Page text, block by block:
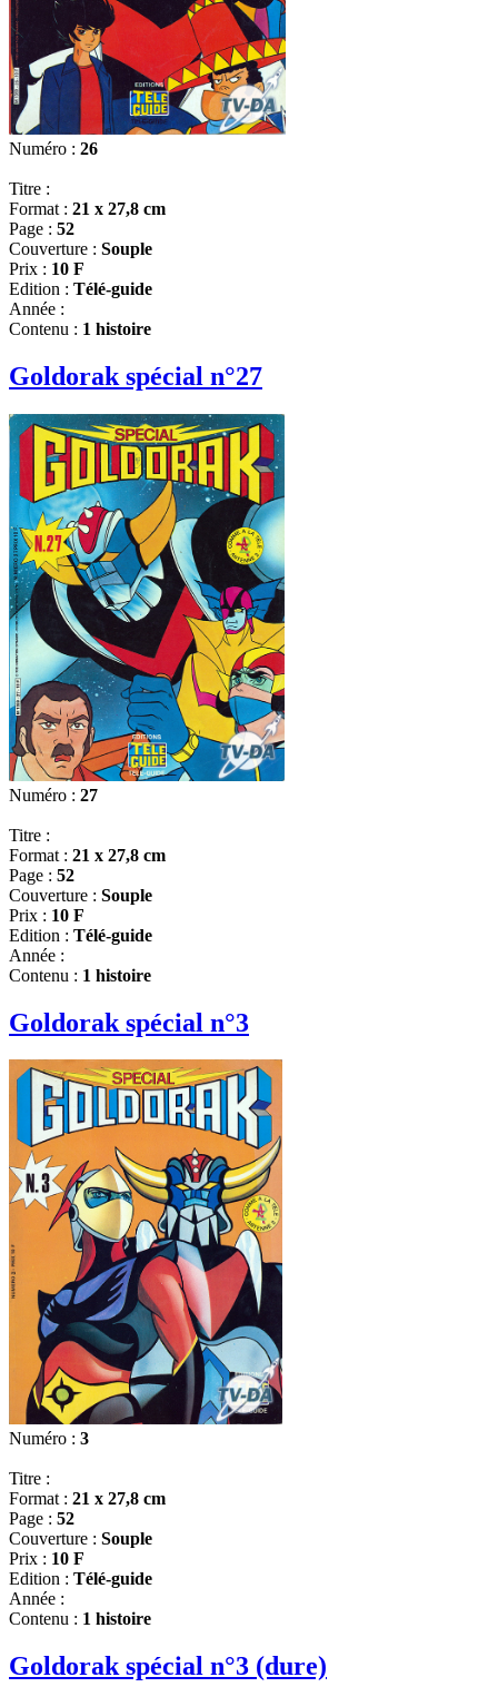
Numéro : 26
Titre :
Format : 21 x 27,8 cm
Page : 52
Couverture : Souple
Prix : 10 F
Edition : Télé-guide
Année :
Contenu : 1 histoire
Goldorak spécial n°27
Numéro : 27
Titre :
Format : 21 x 27,8 cm
Page : 52
Couverture : Souple
Prix : 10 F
Edition : Télé-guide
Année :
Contenu : 1 histoire
Goldorak spécial n°3
Numéro : 3
Titre :
Format : 21 x 27,8 cm
Page : 52
Couverture : Souple
Prix : 10 F
Edition : Télé-guide
Année :
Contenu : 1 histoire
Goldorak spécial n°3 (dure)